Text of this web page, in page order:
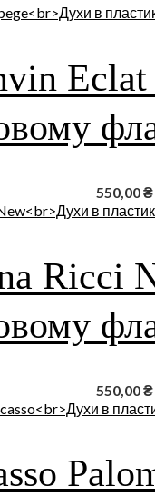
Eclat
550,00₴
Ricci
550,00₴